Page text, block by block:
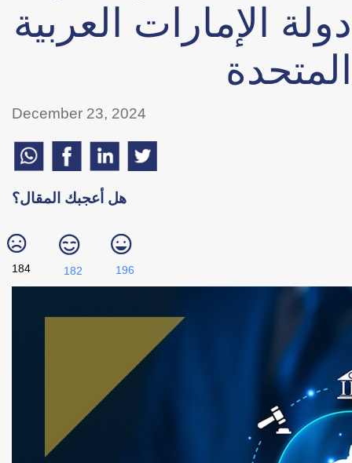
دولة الإمارات العربية
المتحدة
December 23, 2024
هل أعجبك المقال؟
184 182 196